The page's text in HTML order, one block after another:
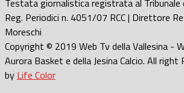
Reg. Periodici n. 4051/07 RCC | Direttore
Moreschi
Copyright © 2019 Web Tv della Vallesina -
Aurora Basket e della Jesina Calcio. All right
by Life Color